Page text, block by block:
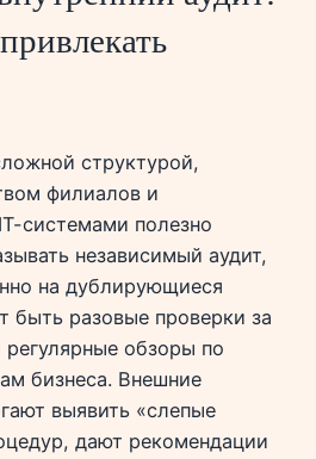
структурой,
филиалов и
системами полезно
независимый аудит,
на дублирующиеся
быть разовые проверки за
обзоры по
бизнеса. Внешние
выявить «слепые
дают рекомендации